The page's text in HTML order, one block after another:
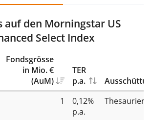
auf den Morningstar US
Select Index
Fondsgrösse
in Mio. €
(AuM)
TER
p.a.
1
0,12%
p.a.